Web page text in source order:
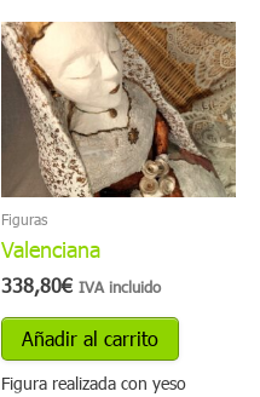
Figuras
Valenciana
338,80€ IVA incluido
Añadir al carrito
Figura realizada con yeso